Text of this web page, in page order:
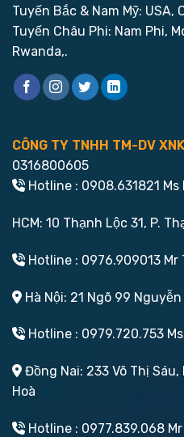
Tuyến Bắc & Nam Mỹ: USA,
Tuyến Châu Phi: Nam Phi,
Rwanda,.
CÔNG TY TNHH TM-DV
0316800605
Hotline : 0908.631821 Ms
HCM: 10 Thạnh Lộc 31, P.
Hotline : 0976.909013 Mr
Hà Nội: 21 Ngõ 99
Hotline : 0979.720.753
Đồng Nai: 233 Võ Thị
Hoà
Hotline : 0977.839.068 Mr